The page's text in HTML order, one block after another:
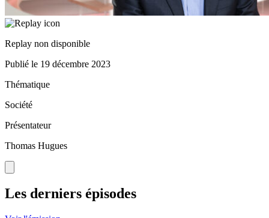
Replay non disponible
Publié le 19 décembre 2023
Thématique
Société
Présentateur
Thomas Hugues
Les derniers épisodes